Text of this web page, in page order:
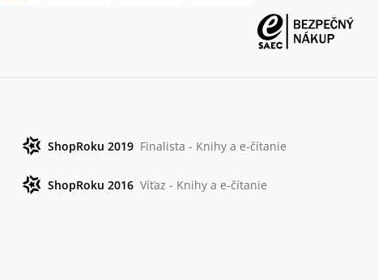
ShopRoku 2019 Finalista - Knihy a e-čítanie
ShopRoku 2016 Víťaz - Knihy a e-čítanie